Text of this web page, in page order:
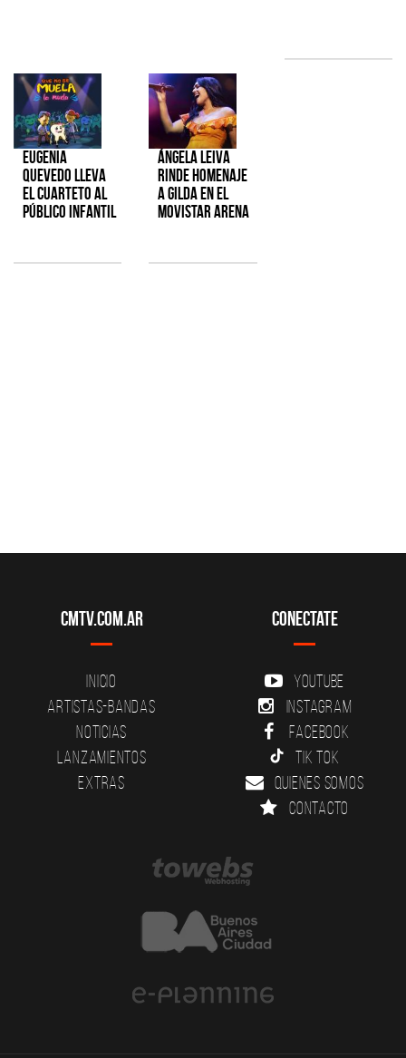
Eugenia
Quevedo lleva
el cuarteto al
público infantil
Ángela Leiva
rinde homenaje
a Gilda en el
Movistar Arena
CMTV.com.ar
Inicio
Artistas-Bandas
Noticias
Lanzamientos
Extras
Conectate
YouTube
Instagram
Facebook
Tik Tok
Quienes somos
Contacto